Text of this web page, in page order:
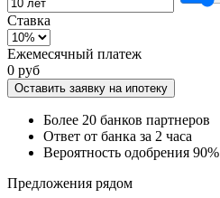
Ставка
Ежемесячный платеж
0 руб
Оставить заявку на ипотеку
Более 20 банков партнеров
Ответ от банка за 2 часа
Вероятность одобрения 90%
Предложения рядом